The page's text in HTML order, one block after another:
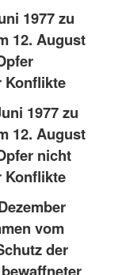
1977 zu
12. August
Konflikte
1977 zu
12. August
nicht
Konflikte
vom
der